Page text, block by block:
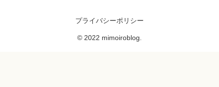
プライバシーポリシー
© 2022 mimoiroblog.